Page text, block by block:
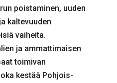
poistaminen, uuden
kaltevuuden
vaiheita.
ja ammattimaisen
toimivan
kestää Pohjois-